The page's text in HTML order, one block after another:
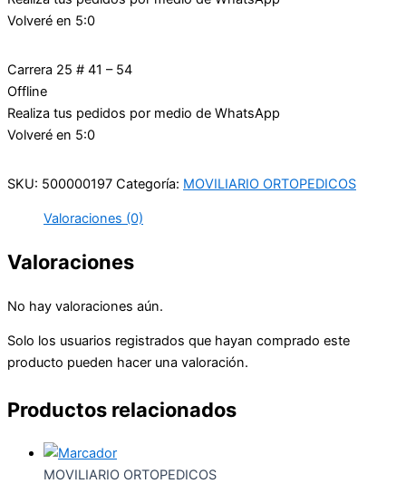
Volveré en 5:0
Carrera 25 # 41 – 54
Offline
Realiza tus pedidos por medio de WhatsApp
Volveré en 5:0
SKU: 500000197 Categoría: MOVILIARIO ORTOPEDICOS
Valoraciones (0)
Valoraciones
No hay valoraciones aún.
Solo los usuarios registrados que hayan comprado este
producto pueden hacer una valoración.
Productos relacionados
MOVILIARIO ORTOPEDICOS